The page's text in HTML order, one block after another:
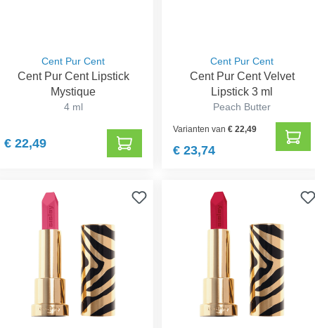
Cent Pur Cent
Cent Pur Cent Lipstick
Mystique
4 ml
€ 22,49
Cent Pur Cent
Cent Pur Cent Velvet
Lipstick 3 ml
Peach Butter
Varianten van€ 22,49
€ 23,74